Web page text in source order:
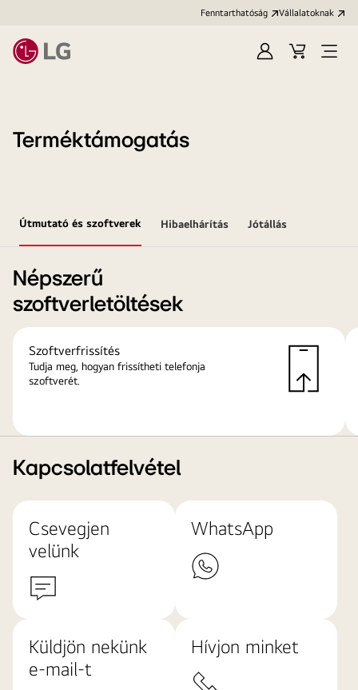
Fenntarthatóság Vállalatoknak
Bejelentkezés
KosárMenü
Terméktámogatás
Útmutató és szoftverek Hibaelhárítás Jótállás
Népszerű
szoftverletöltések
Szoftverfrissítés
Tudja meg, hogyan frissítheti telefonja
szoftverét.
Kapcsolatfelvétel
Csevegjen
velünk
WhatsApp
Küldjön nekünk
e-mail-t
Hívjon minket